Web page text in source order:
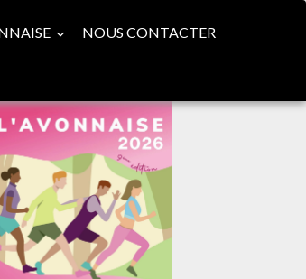
NOUS CONTACTER